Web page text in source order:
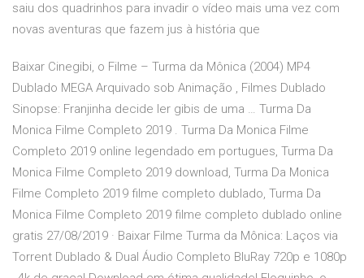
saiu dos quadrinhos para invadir o vídeo mais uma vez com
novas aventuras que fazem jus à história que
Baixar Cinegibi, o Filme – Turma da Mônica (2004) MP4
Dublado MEGA Arquivado sob Animação , Filmes Dublado
Sinopse: Franjinha decide ler gibis de uma … Turma Da
Monica Filme Completo 2019 . Turma Da Monica Filme
Completo 2019 online legendado em portugues, Turma Da
Monica Filme Completo 2019 download, Turma Da Monica
Filme Completo 2019 filme completo dublado, Turma Da
Monica Filme Completo 2019 filme completo dublado online
gratis 27/08/2019 · Baixar Filme Turma da Mônica: Laços via
Torrent Dublado & Dual Áudio Completo BluRay 720p e 1080p